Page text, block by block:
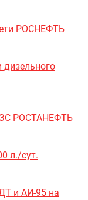
РОСНЕФТЬ
дизельного
РОСТАНЕФТЬ
л./сут.
и АИ-95 на